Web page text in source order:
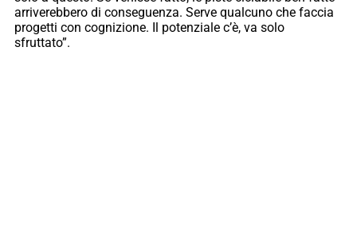
arriverebbero di conseguenza. Serve qualcuno che faccia
progetti con cognizione. Il potenziale c’è, va solo
sfruttato”.